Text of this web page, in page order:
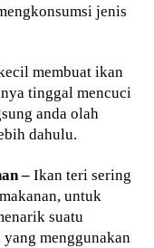
jenis
membuat ikan
tinggal mencuci
anda olah
dahulu.
–Ikan teri sering
untuk
suatu
yang menggunakan